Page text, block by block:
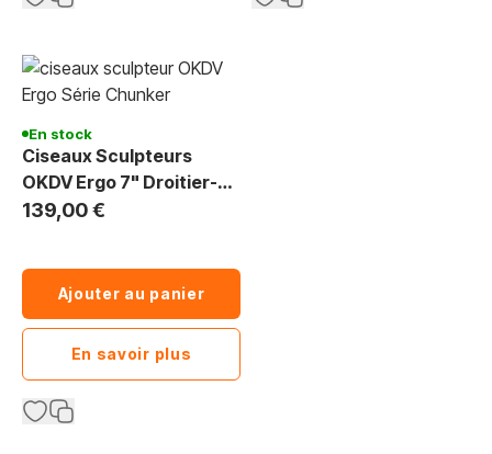
En stock
Ciseaux Sculpteurs
OKDV Ergo 7" Droitier-
Toilettage
139,00 €
Ajouter au panier
En savoir plus